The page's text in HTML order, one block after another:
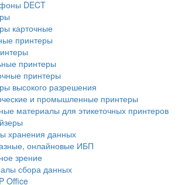
DECT
карточные
принтеры
принтеры
принтеры
высокого разрешения
и промышленные принтеры
материалы для этикеточных принтеров
хранения данных
онлайновые ИБП
зрение
сбора данных
Office